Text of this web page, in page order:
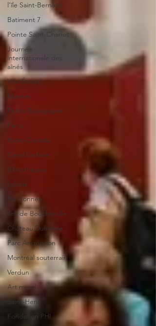
l’île Saint-Bernard
Batiment 7
Pointe Saint-Charles
Journée
internationale des
aînés
Ville Émard
Musées
Petite-Bourgogne
Parcs
Radio-Canada
Canal Lachine
Bibliothèque
LaSalle
Randonnée
Iles de Boucherville
Château Dufresne
Parc Angrignon
Montréal souterrain
Verdun
Art mural
Saint-Henri
Fondation PHI